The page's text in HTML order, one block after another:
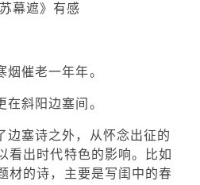
幕遮》有感
烟催老一年年。
在斜阳边塞间。
边塞诗之外，从怀念出征的
看出时代特色的影响。比如
材的诗，主要是写闺中的春